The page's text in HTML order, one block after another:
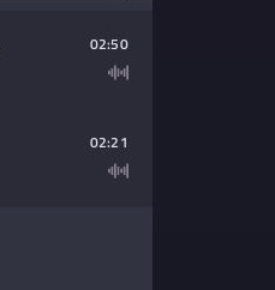
02:50
02:21